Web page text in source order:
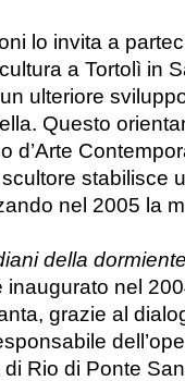
lo invita a
a Tortolì in
ulteriore
Questo
d’Arte
stabilisce
nel 2005 la
della
nel
grazie al
Rio di Ponte